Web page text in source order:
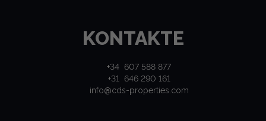
KONTAKTE
+34 607 588 877
+31 646 290 161
info@cds-properties.com